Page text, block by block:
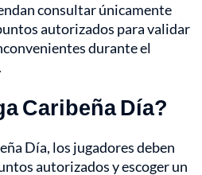
consultar únicamente
autorizados para validar
durante el
Caribeña Día?
Día, los jugadores deben
autorizados y escoger un